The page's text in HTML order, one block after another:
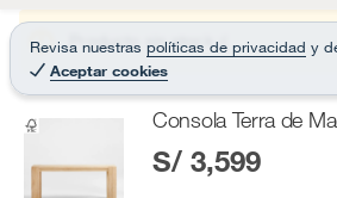
r
c
B
t
Revisa nuestras políticas de privacidad y
Aceptar cookies
Producto sin stock :(
Consola Terra de
S/ 3,599